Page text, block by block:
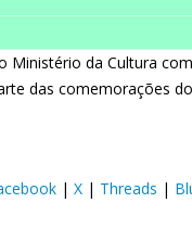
Ministério da Cultura
das comemorações
| X | Threads |